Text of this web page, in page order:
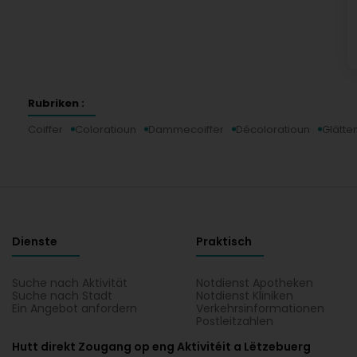
Rubriken :
Coiffer
Coloratioun Dammecoiffer Décoloratioun
Dienste
Suche nach Aktivität
Suche nach Stadt
Ein Angebot anfordern
Praktisch
Notdienst Apotheken
Notdienst Kliniken
Verkehrsinformationen
Postleitzahlen
Hutt direkt Zougang op eng Aktivitéit a Lëtzebuerg